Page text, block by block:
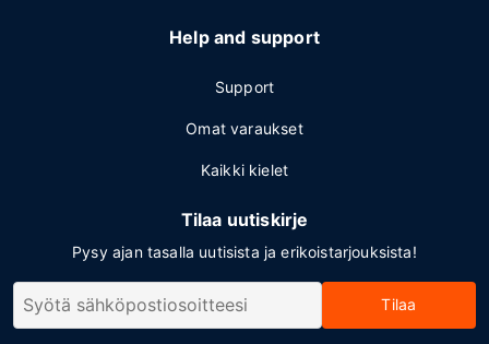
Help and support
Support
Omat varaukset
Kaikki kielet
Tilaa uutiskirje
Pysy ajan tasalla uutisista ja erikoistarjouksista!
Tilaa